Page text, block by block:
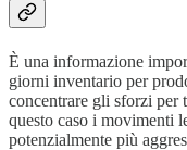
È una informazione
giorni inventario per
concentrare gli sforzi per
questo caso i movimenti
potenzialmente più